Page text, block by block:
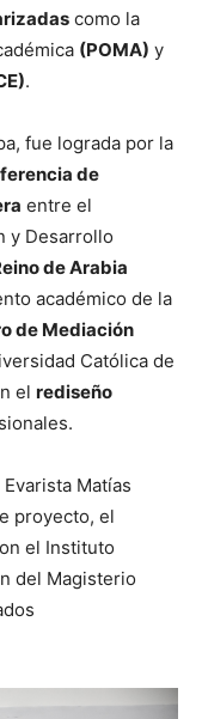
como la
(POMA) y
.
fue lograda por la
de
entre el
y Desarrollo
de Arabia
académico de la
de Mediación
Católica de
el rediseño
Matías
proyecto, el
el Instituto
del Magisterio